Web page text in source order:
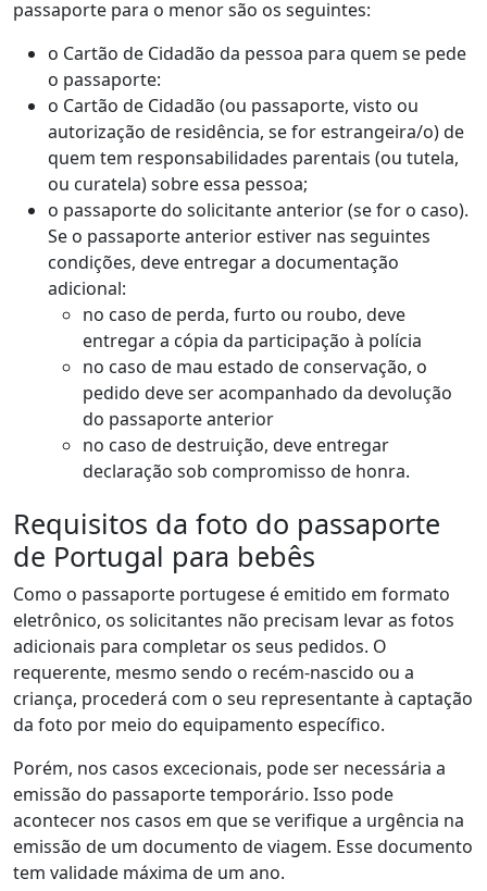
passaporte para o menor são os seguintes:
o Cartão de Cidadão da pessoa para quem se pede
o passaporte:
o Cartão de Cidadão (ou passaporte, visto ou
autorização de residência, se for estrangeira/o) de
quem tem responsabilidades parentais (ou tutela,
ou curatela) sobre essa pessoa;
o passaporte do solicitante anterior (se for o caso).
Se o passaporte anterior estiver nas seguintes
condições, deve entregar a documentação
adicional:
no caso de perda, furto ou roubo, deve
entregar a cópia da participação à polícia
no caso de mau estado de conservação, o
pedido deve ser acompanhado da devolução
do passaporte anterior
no caso de destruição, deve entregar
declaração sob compromisso de honra.
Requisitos da foto do passaporte
de Portugal para bebês
Como o passaporte portugese é emitido em formato
eletrônico, os solicitantes não precisam levar as fotos
adicionais para completar os seus pedidos. O
requerente, mesmo sendo o recém-nascido ou a
criança, procederá com o seu representante à captação
da foto por meio do equipamento específico.
Porém, nos casos excecionais, pode ser necessária a
emissão do passaporte temporário. Isso pode
acontecer nos casos em que se verifique a urgência na
emissão de um documento de viagem. Esse documento
tem validade máxima de um ano.